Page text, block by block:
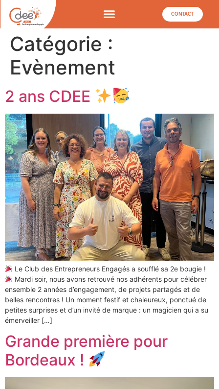
CONTACT
Catégorie :
Evènement
2 ans CDEE
Le Club des Entrepreneurs Engagés a soufflé sa 2e bougie !
Mardi soir, nous avons retrouvé nos adhérents pour célébrer
ensemble 2 années d’engagement, de projets partagés et de
belles rencontres ! Un moment festif et chaleureux, ponctué de
petites surprises et d’un invité de marque : un magicien qui a su
émerveiller […]
Grande première pour
Bordeaux !